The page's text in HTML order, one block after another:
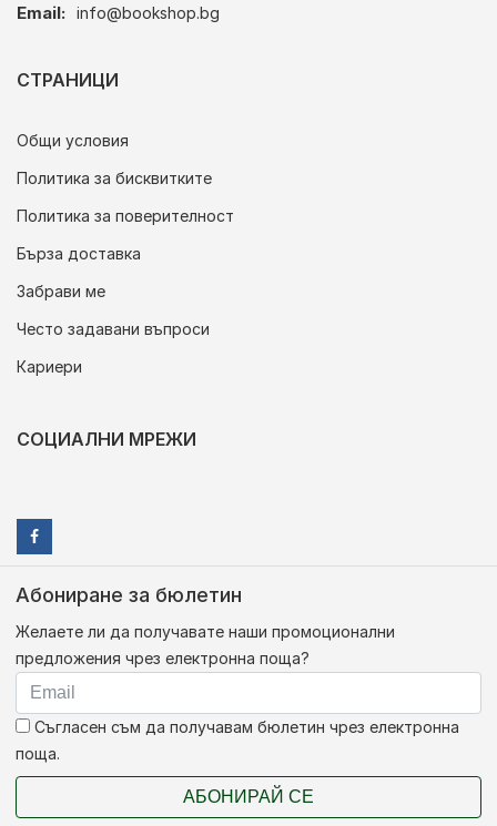
Email: info@bookshop.bg
СТРАНИЦИ
Общи условия
Политика за бисквитките
Политика за поверителност
Бърза доставка
Забрави ме
Често задавани въпроси
Кариери
СОЦИАЛНИ МРЕЖИ
Абониране за бюлетин
Желаете ли да получавате наши промоционални
предложения чрез електронна поща?
Съгласен съм да получавам бюлетин чрез електронна
поща.
АБОНИРАЙ СЕ